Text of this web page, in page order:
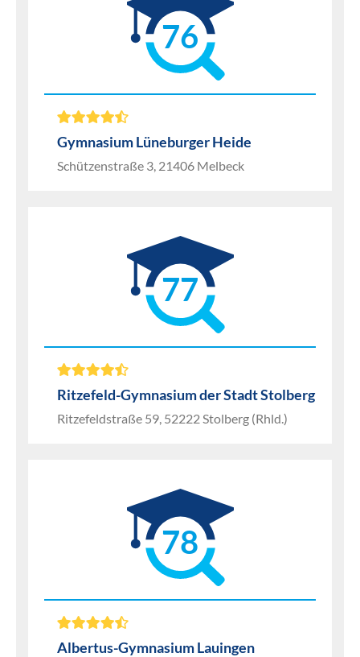
76
Gymnasium Lüneburger Heide
Schützenstraße 3, 21406 Melbeck
77
Ritzefeld-Gymnasium der Stadt Stolberg
Ritzefeldstraße 59, 52222 Stolberg (Rhld.)
78
Albertus-Gymnasium Lauingen